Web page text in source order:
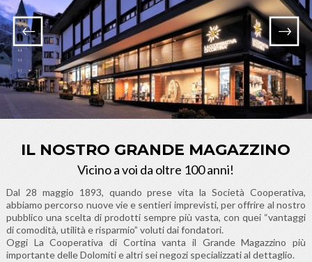
IL NOSTRO GRANDE MAGAZZINO
Vicino a voi da oltre 100 anni!
Dal 28 maggio 1893, quando prese vita la Società Cooperativa,
abbiamo percorso nuove vie e sentieri imprevisti, per offrire al nostro
pubblico una scelta di prodotti sempre più vasta, con quei “vantaggi
di comodità, utilità e risparmio” voluti dai fondatori.
Oggi La Cooperativa di Cortina vanta il Grande Magazzino più
importante delle Dolomiti e altri sei negozi specializzati al dettaglio.